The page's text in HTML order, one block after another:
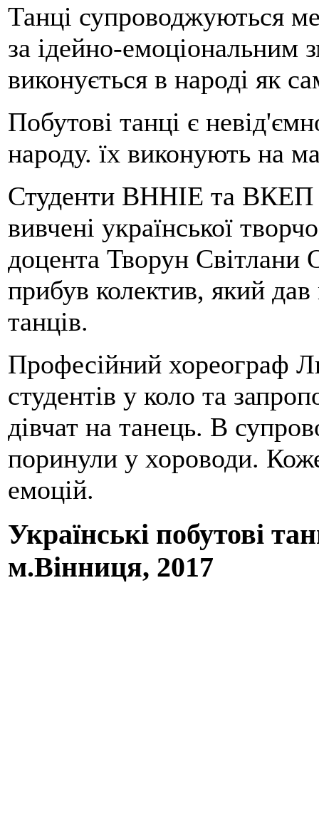
Танці супроводжуються
за ідейно-емоціональним
виконується в народі як
Побутові танці є
народу. їх виконують на
Студенти ВННІЕ та
вивчені української
доцента Творун Світлани
прибув колектив, який
танців.
Професійний хореограф
студентів у коло та
дівчат на танець. В
поринули у хороводи.
емоцій.
Українські побутові
м.Вінниця, 2017